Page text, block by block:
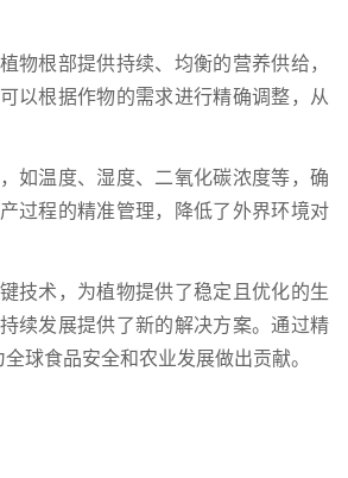
物根部提供持续、均衡的营养供给，
以根据作物的需求进行精确调整，从
如温度、湿度、二氧化碳浓度等，确
过程的精准管理，降低了外界环境对
技术，为植物提供了稳定且优化的生
续发展提供了新的解决方案。通过精
球食品安全和农业发展做出贡献。